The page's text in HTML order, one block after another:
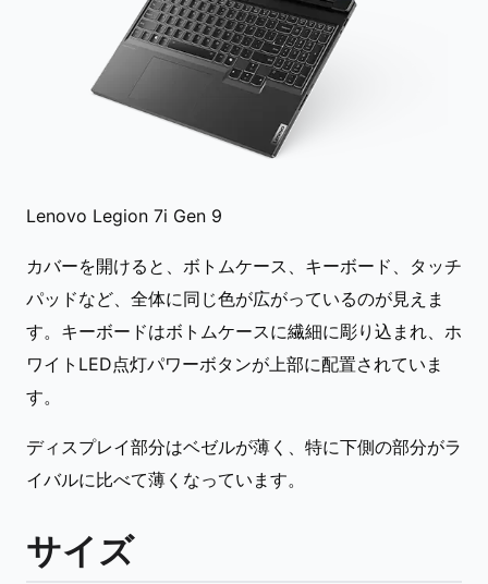
Lenovo Legion 7i Gen 9
カバーを開けると、ボトムケース、キーボード、タッチ
パッドなど、全体に同じ色が広がっているのが見えま
す。キーボードはボトムケースに繊細に彫り込まれ、ホ
ワイトLED点灯パワーボタンが上部に配置されていま
す。
ディスプレイ部分はベゼルが薄く、特に下側の部分がラ
イバルに比べて薄くなっています。
サイズ